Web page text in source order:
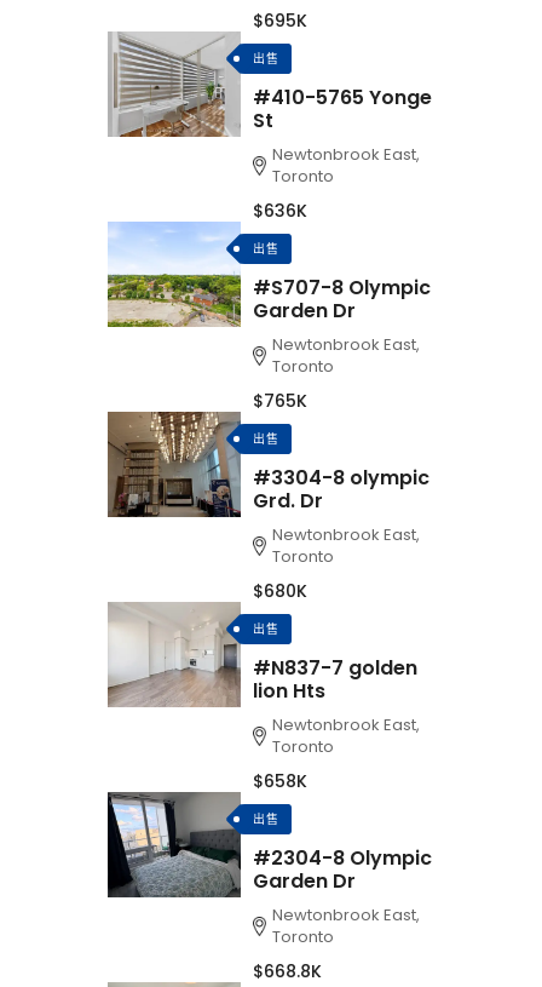
$695K
出售
#410-5765 Yonge
St
Newtonbrook East,
Toronto
$636K
出售
#S707-8 Olympic
Garden Dr
Newtonbrook East,
Toronto
$765K
出售
#3304-8 olympic
Grd. Dr
Newtonbrook East,
Toronto
$680K
出售
#N837-7 golden
lion Hts
Newtonbrook East,
Toronto
$658K
出售
#2304-8 Olympic
Garden Dr
Newtonbrook East,
Toronto
$668.8K